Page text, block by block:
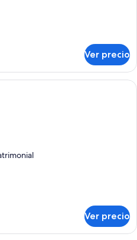
Ver precio
Departamento clásico | Caja de
Ver precio